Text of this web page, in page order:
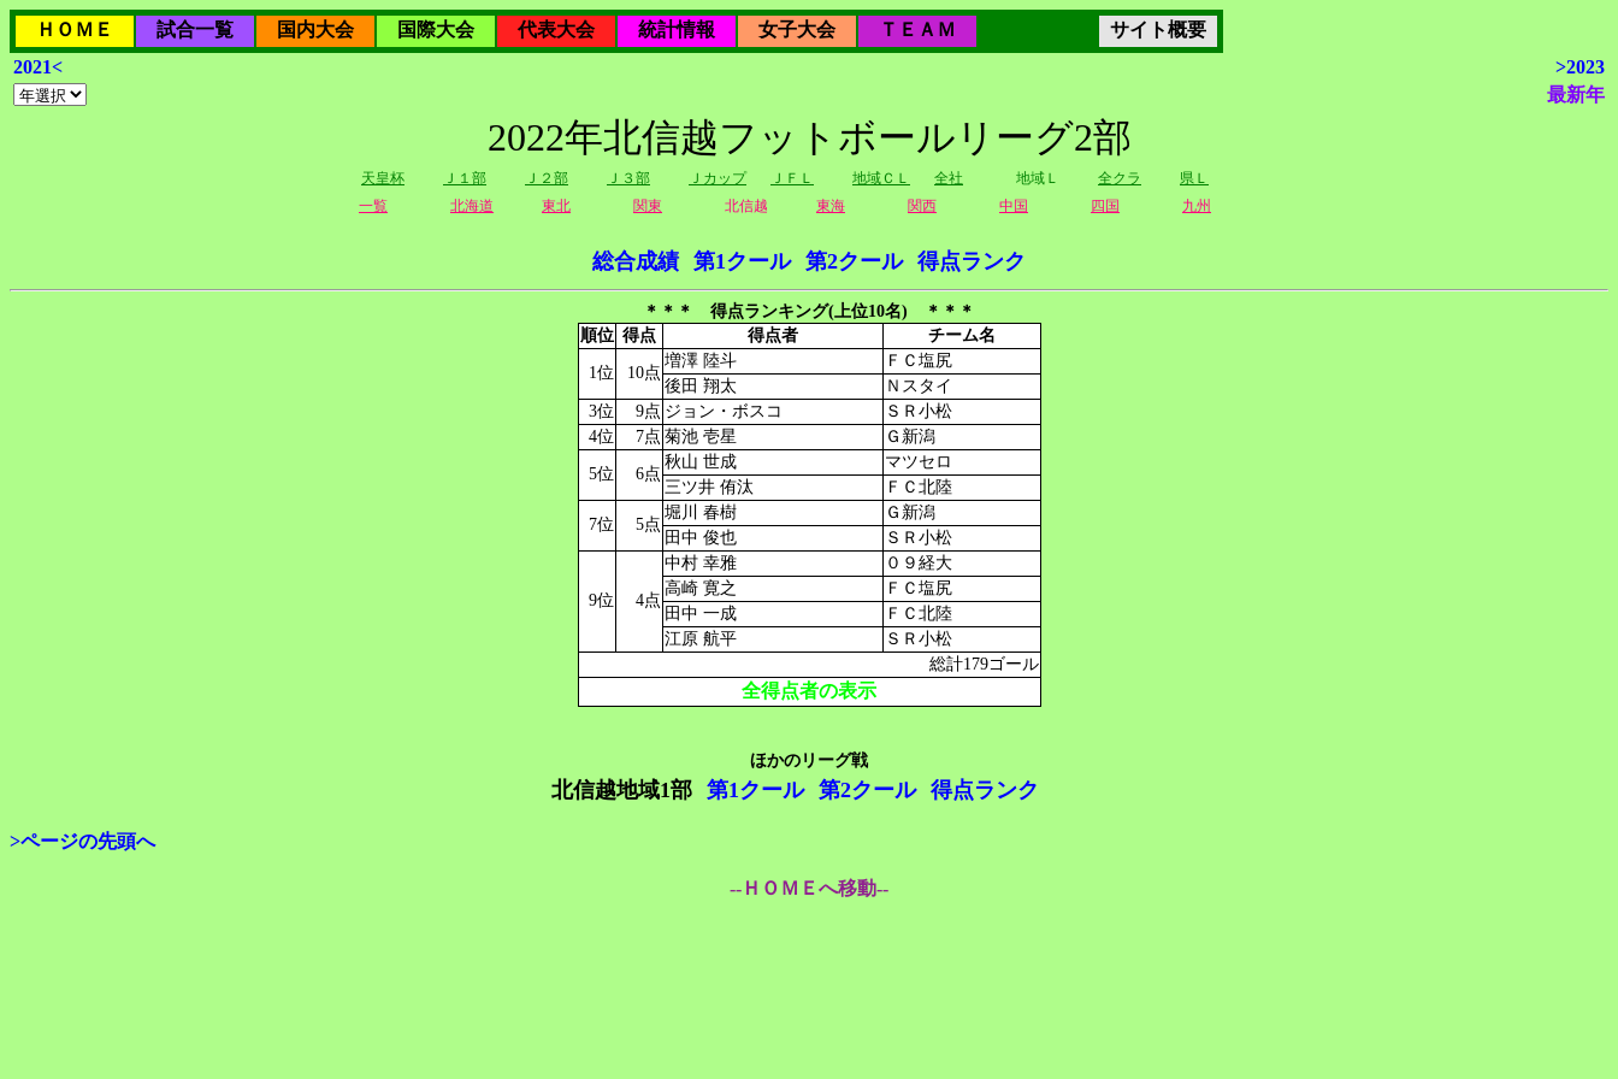
ＨＯＭＥ 試合一覧 国内大会 国際大会 代表大会 統計情報 女子大会 ＴＥＡＭ
サイト概要
2021<
>2023
最新年
2022年北信越フットボールリーグ2部
天皇杯 Ｊ１部 Ｊ２部 Ｊ３部 Ｊカップ ＪＦＬ 地域ＣＬ 全社 地域Ｌ 全クラ
県Ｌ
一覧
北海道 東北 関東 北信越 東海 関西 中国 四国 九州
総合成績 第1クール 第2クール 得点ランク
＊＊＊ 得点ランキング(上位10名) ＊＊＊
順位 得点 得点者 チーム名
1位 10点
増澤 陸斗
ＦＣ塩尻
後田 翔太
Ｎスタイ
3位
9点 ジョン・ボスコ
ＳＲ小松
4位
7点 菊池 壱星 Ｇ新潟
5位 6点
秋山 世成
マツセロ
三ツ井 侑汰
ＦＣ北陸
7位 5点
堀川 春樹
Ｇ新潟
田中 俊也
ＳＲ小松
9位 4点
中村 幸雅
０９経大
高崎 寛之
ＦＣ塩尻
田中 一成
ＦＣ北陸
江原 航平
ＳＲ小松
総計179ゴール
全得点者の表示
ほかのリーグ戦
北信越地域1部 第1クール 第2クール 得点ランク
>ページの先頭へ
--ＨＯＭＥへ移動--